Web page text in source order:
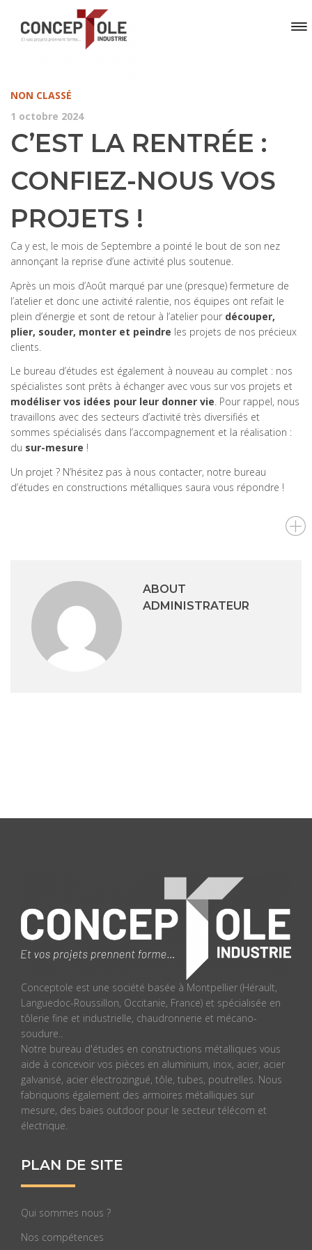
NON CLASSÉ
1 octobre 2024
C’EST LA RENTRÉE :
CONFIEZ-NOUS VOS
PROJETS !
Ca y est, le mois de Septembre a pointé le bout de son nez
annonçant la reprise d’une activité plus soutenue.
Après un mois d’Août marqué par une (presque) fermeture de
l’atelier et donc une activité ralentie, nos équipes ont refait le
plein d’énergie et sont de retour à l’atelier pour découper,
plier, souder, monter et peindre les projets de nos précieux
clients.
Le bureau d’études est également à nouveau au complet : nos
spécialistes sont prêts à échanger avec vous sur vos projets et
modéliser vos idées pour leur donner vie. Pour rappel, nous
travaillons avec des secteurs d’activité très diversifiés et
sommes spécialisés dans l’accompagnement et la réalisation :
du sur-mesure !
Un projet ? N’hésitez pas à nous contacter, notre bureau
d’études en constructions métalliques saura vous répondre !
ABOUT
ADMINISTRATEUR
Conceptole est une société basée à Montpellier (Hérault,
Languedoc-Roussillon, Occitanie, France) et spécialisée en
tôlerie fine et industrielle, chaudronnerie et mécano-
soudure..
Notre bureau d'études en constructions métalliques vous
aide à concevoir vos pièces en aluminium, inox, acier, acier
galvanisé, acier électrozingué, tôle, tubes, poutrelles. Nous
fabriquons également des armoires métalliques sur
mesure, des baies outdoor pour le secteur télécom et
électrique.
PLAN DE SITE
Qui sommes nous ?
Nos compétences